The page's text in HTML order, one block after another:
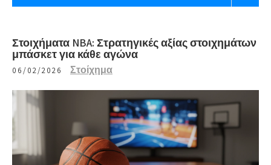
Στοιχήματα NBA: Στρατηγικές αξίας στοιχημάτων
μπάσκετ για κάθε αγώνα
06/02/2026 Στοίχημα